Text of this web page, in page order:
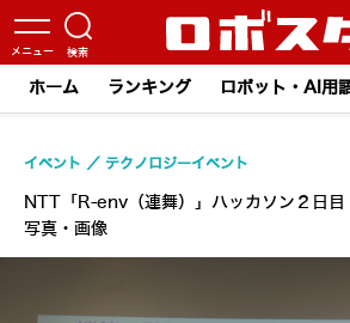
ホーム ランキング ロボット・AI用
NTT「R-env（連舞）」ハッカソン２日
写真・画像
イベント テクノロジーイベント